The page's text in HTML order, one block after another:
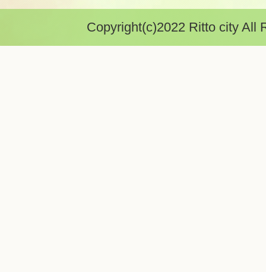
Copyright(c)2022 Ritto city All